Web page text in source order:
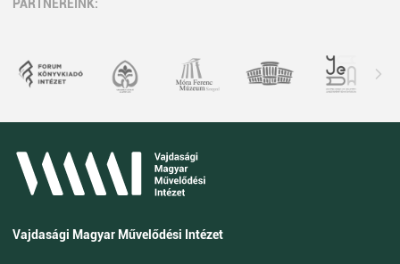
PARTNEREINK:
Vajdasági Magyar Művelődési Intézet